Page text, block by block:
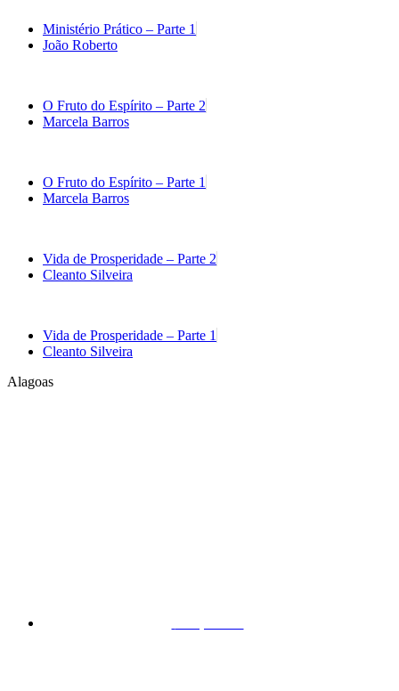
Ministério Prático – Parte 1
João Roberto
O Fruto do Espírito – Parte 2
Marcela Barros
O Fruto do Espírito – Parte 1
Marcela Barros
Vida de Prosperidade – Parte 2
Cleanto Silveira
Vida de Prosperidade – Parte 1
Cleanto Silveira
Alagoas